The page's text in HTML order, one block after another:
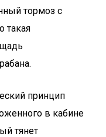
тормоз с
такая
принцип
в кабине
тянет